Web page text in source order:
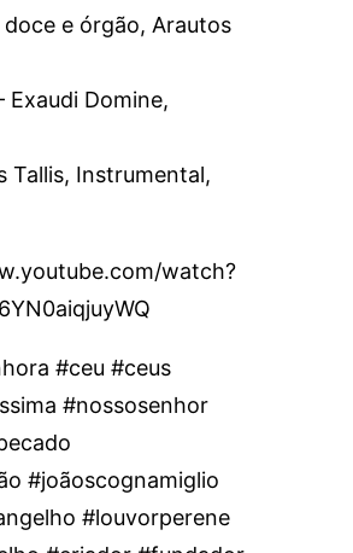
doce e órgão, Arautos
Exaudi Domine,
Tallis, Instrumental,
watch?
#ceu #ceus
#nossosenhor
#joãoscognamiglio
#louvorperene